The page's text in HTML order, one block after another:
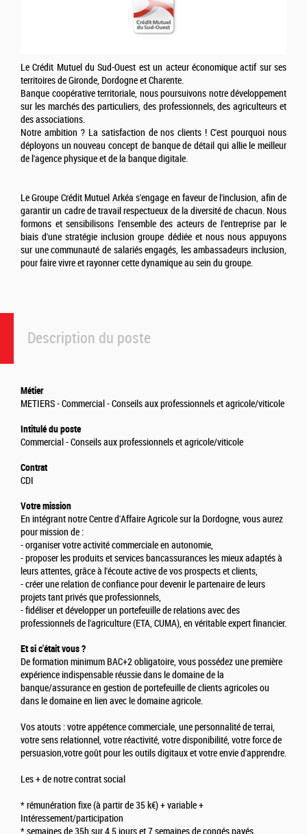
Description du poste
Métier
METIERS - Commercial - Conseils aux professionnels et agricole/viticole
Intitulé du poste
Commercial - Conseils aux professionnels et agricole/viticole
Contrat
CDI
Votre mission
En intégrant notre Centre d'Affaire Agricole sur la Dordogne, vous aurez
pour mission de :
- organiser votre activité commerciale en autonomie,
- proposer les produits et services bancassurances les mieux adaptés à
leurs attentes, grâce à l'écoute active de vos prospects et clients,
- créer une relation de confiance pour devenir le partenaire de leurs
projets tant privés que professionnels,
- fidéliser et développer un portefeuille de relations avec des
professionnels de l'agriculture (ETA, CUMA), en véritable expert financier.
Et si c'était vous ?
De formation minimum BAC+2 obligatoire, vous possédez une première
expérience indispensable réussie dans le domaine de la
banque/assurance en gestion de portefeuille de clients agricoles ou
dans le domaine en lien avec le domaine agricole.
Vos atouts : votre appétence commerciale, une personnalité de terrai,
votre sens relationnel, votre réactivité, votre disponibilité, votre force de
persuasion,votre goût pour les outils digitaux et votre envie d'apprendre.
Les + de notre contrat social
* rémunération fixe (à partir de 35 k€) + variable +
Intéressement/participation
* semaines de 35h sur 4,5 jours et 7 semaines de congés payés
Le Crédit Mutuel du Sud-Ouest est un acteur économique actif sur ses
territoires de Gironde, Dordogne et Charente.
Banque coopérative territoriale, nous poursuivons notre développement
sur les marchés des particuliers, des professionnels, des agriculteurs et
des associations.
Notre ambition ? La satisfaction de nos clients ! C'est pourquoi nous
déployons un nouveau concept de banque de détail qui allie le meilleur
de l'agence physique et de la banque digitale.
Le Groupe Crédit Mutuel Arkéa s'engage en faveur de l'inclusion, afin de
garantir un cadre de travail respectueux de la diversité de chacun. Nous
formons et sensibilisons l'ensemble des acteurs de l'entreprise par le
biais d'une stratégie inclusion groupe dédiée et nous nous appuyons
sur une communauté de salariés engagés, les ambassadeurs inclusion,
pour faire vivre et rayonner cette dynamique au sein du groupe.